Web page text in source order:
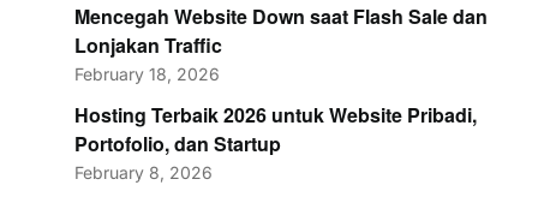
Mencegah Website Down saat Flash Sale dan
Lonjakan Traffic
February 18, 2026
Hosting Terbaik 2026 untuk Website Pribadi,
Portofolio, dan Startup
February 8, 2026